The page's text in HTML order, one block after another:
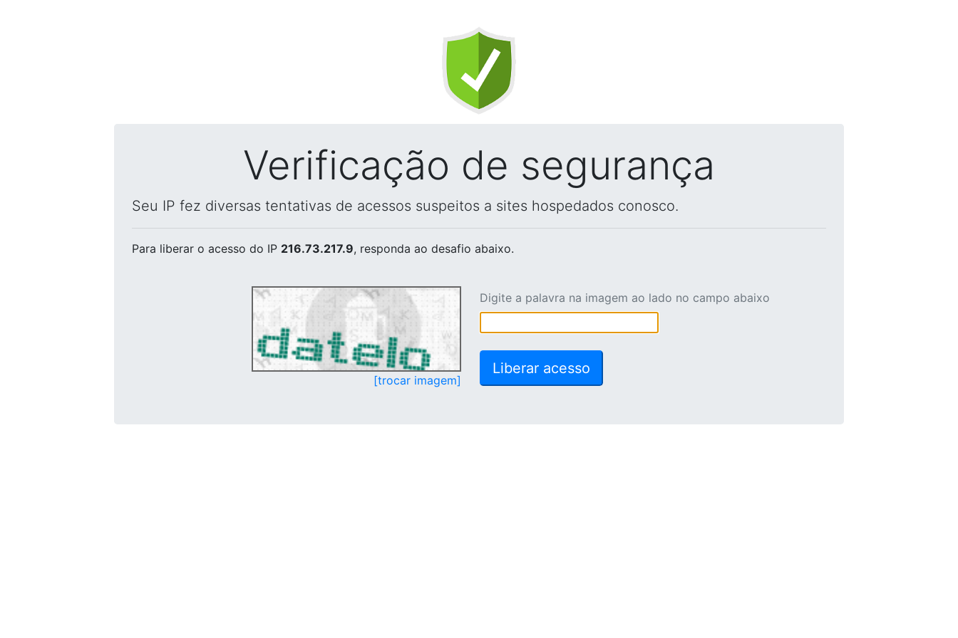
Verificação de segurança
Seu IP fez diversas tentativas de acessos suspeitos a sites hospedados conosco.
Para liberar o acesso do IP 216.73.217.9, responda ao desafio abaixo.
[trocar imagem]
Digite a palavra na imagem ao lado no campo abaixo